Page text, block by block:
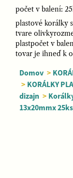
počet v balení:
plastové korálky
tvare
plastpočet v
tovar je ihneď k
Domov >
> KORÁLKY
dizajn >
13x20mmx